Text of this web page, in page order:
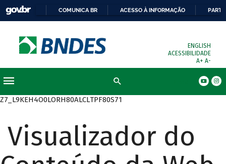
COMUNICA BR ACESSO À INFORMAÇÃO
ENGLISH
ACESSIBILIDADE
A+ A-
Z7_L9KEH4O0LORH80ALCLTPF80S71
Visualizador do